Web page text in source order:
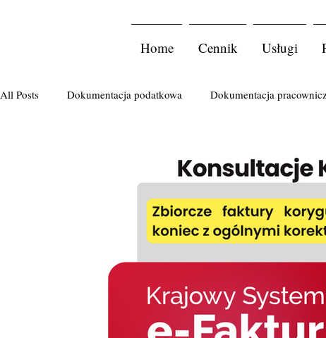
Home Cennik Usługi
All Posts Dokumentacja podatkowa Dokumentacja
podatek od spadków i darowizn zakładanie firmy
sprawozdanie finansowe Ryczałt faktura badania
Spółka jawna leasing operacyjny